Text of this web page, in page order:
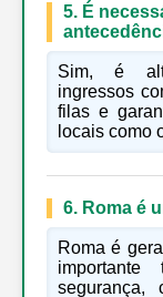
5. É
Sim, é
ingressos
filas e
locais como
6. Roma é
Roma é
segurança,